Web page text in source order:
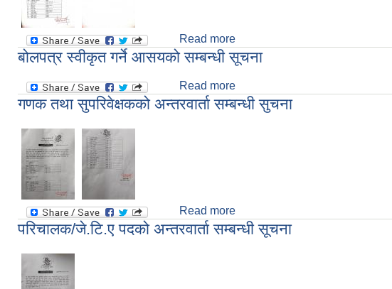
Read more
बोलपत्र स्वीकृत गर्ने आसयको सम्बन्धी सूचना
Read more
गणक तथा सुपरिवेक्षकको अन्तरवार्ता सम्बन्धी सुचना
Read more
परिचालक/जे.टि.ए पदको अन्तरवार्ता सम्बन्धी सूचना